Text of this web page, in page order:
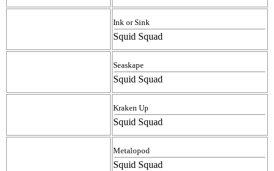
Ink or Sink
Squid Squad
Seaskape
Squid Squad
Kraken Up
Squid Squad
Metalopod
Squid Squad